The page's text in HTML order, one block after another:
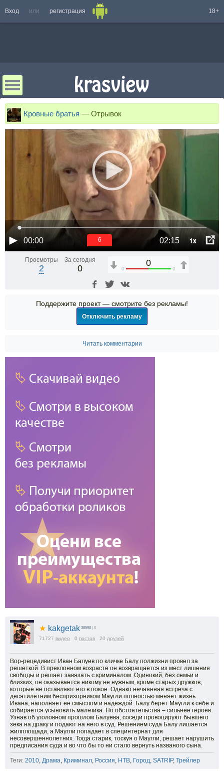
Вход или регистрация 18+
Кровные братья — Отрывок
00:00 02:15 1x
6
Просмотры
2
За сегодня
0
0
0 0
Поддержите проект — смотрите без рекламы!
Отключить рекламу
Читать комментарии
★ kakgetak 38598 | 0
71727 видео 0 постов 20 друзей
Вор-рецедивист Иван Балуев по кличке Балу полжизни провел за
решеткой. В преклонном возрасте он возвращается из мест лишения
свободы и решает завязать с криминалом. Одинокий, без семьи и
близких, он оказывается никому не нужным, кроме старых дружков,
которые не оставляют его в покое. Однако нечаянная встреча с
десятилетним беспризорником Маугли полностью меняет жизнь
Ивана, наполняет ее смыслом и надеждой. Балу берет Маугли к себе и
собирается усыновить мальчика. Но обстоятельства – сильнее героев.
Узнав об уголовном прошлом Балуева, соседи провоцируют бывшего
зека на драку и подают на него в суд. Решением суда Балу лишается
жилплощади, а Маугли попадает в специнтернат для
несовершеннолетних. Тогда старик, тоскуя о Маугли, решает нарушить
предписания суда и во что бы то ни стало вернуть названого сына.
Теги: 2010, Драма, Криминал, Россия, НТВ, Город, SATRIP, Трейлер